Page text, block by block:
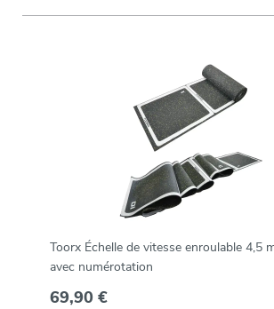
Toorx Échelle de vitesse enroulable 4,5
avec numérotation
69,90 €